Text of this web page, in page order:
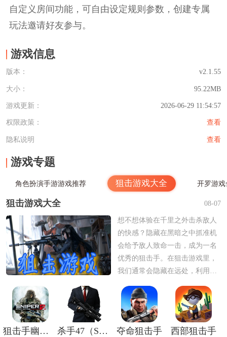
自定义房间功能，可自由设定规则参数，创建专属
玩法邀请好友参与。
游戏信息
版本： v2.1.55
大小： 95.22MB
游戏更新： 2026-06-29 11:54:57
权限政策： 查看
隐私说明 查看
游戏专题
角色扮演手游游戏推荐 狙击游戏大全 开罗游戏
狙击游戏大全 08-07
想不想体验在千里之外击杀敌人
的快感？隐藏在黑暗之中抓准机
会给予敌人致命一击，成为一名
优秀的狙击手。在狙击游戏里，
我们通常会隐藏在远处，利用各
己的目标，如果你对狙击游戏感
兴趣的话，可以在这里挑选自己
感兴趣的进行下载。
狙击手幽灵战士2 杀手47（Sniper） 夺命狙击手 西部狙击手